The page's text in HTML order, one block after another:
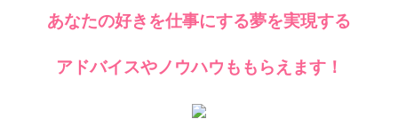
あなたの好きを仕事にする夢を実現する
アドバイスやノウハウももらえます！